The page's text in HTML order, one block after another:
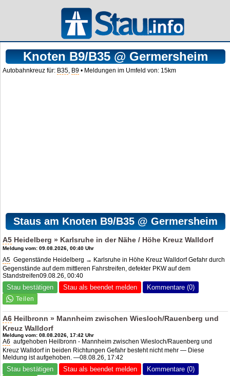
Knoten B9/B35 @ Germersheim
Autobahnkreuz für: B35, B9 • Meldungen im Umfeld von: 15km
Staus am Knoten B9/B35 @ Germersheim
A5 Heidelberg » Karlsruhe in der Nähe / Höhe Kreuz Walldorf
Meldung vom: 09.08.2026, 00:40 Uhr
A5 Gegenstände Heidelberg → Karlsruhe in Höhe Kreuz Walldorf Gefahr durch
Gegenstände auf dem mittleren Fahrstreifen, defekter PKW auf dem
Standstreifen09.08.26, 00:40
Stau bestätigen Stau als beendet melden Kommentare (0)
A6 Heilbronn » Mannheim zwischen Wiesloch/Rauenberg und
Kreuz Walldorf
Meldung vom: 08.08.2026, 17:42 Uhr
A6 aufgehoben Heilbronn - Mannheim zwischen Wiesloch/Rauenberg und
Kreuz Walldorf in beiden Richtungen Gefahr besteht nicht mehr — Diese
Meldung ist aufgehoben. —08.08.26, 17:42
Stau bestätigen Stau als beendet melden Kommentare (0)